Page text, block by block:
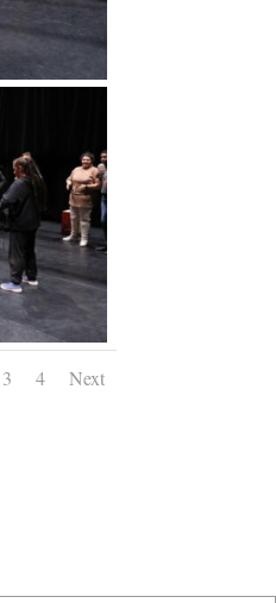
3 4 Next